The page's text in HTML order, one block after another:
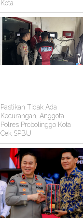
Kota
Pastikan Tidak Ada
Kecurangan, Anggota
Polres Probolinggo Kota
Cek SPBU